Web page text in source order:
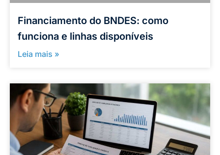
Financiamento do BNDES: como
funciona e linhas disponíveis
Leia mais »